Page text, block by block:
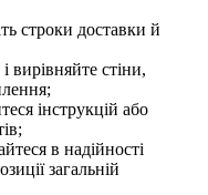
строки доставки й
і вирівняйте стіни,
інструкцій або
в надійності
загальній